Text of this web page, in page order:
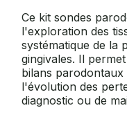
Ce kit sondes
l'exploration des
systématique de la
gingivales. Il
bilans
l'évolution des
diagnostic ou de